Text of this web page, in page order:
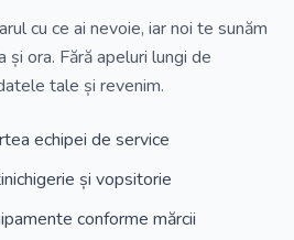
cu ce ai nevoie, iar noi te sunăm
ora. Fără apeluri lungi de
tale și revenim.
echipei de service
și vopsitorie
conforme mărcii